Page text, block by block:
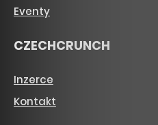
Eventy
CZECHCRUNCH
Inzerce
Kontakt